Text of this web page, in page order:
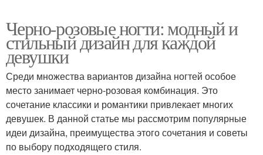
Черно-розовые ногти: модный и
стильный дизайн для каждой
девушки
Среди множества вариантов дизайна ногтей особое
место занимает черно-розовая комбинация. Это
сочетание классики и романтики привлекает многих
девушек. В данной статье мы рассмотрим популярные
идеи дизайна, преимущества этого сочетания и советы
по выбору подходящего стиля.